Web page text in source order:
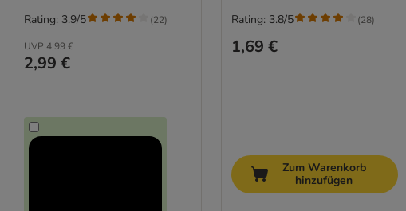
UVP 4,99 €
2,99 €
Rating: 3.9/5 (22)
1,69 €
Rating: 3.8/5 (28)
Zum Warenkorb
hinzufügen